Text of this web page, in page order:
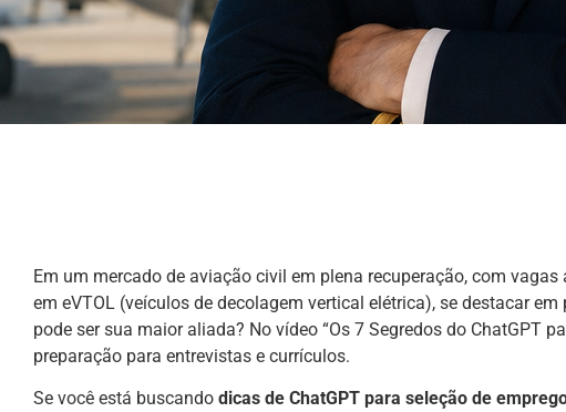
Em um mercado de aviação civil em plena recuperação, com
em eVTOL (veículos de decolagem vertical elétrica), se destacar
pode ser sua maior aliada? No vídeo “Os 7 Segredos do ChatGPT
preparação para entrevistas e currículos.
Se você está buscando dicas de ChatGPT para seleção de